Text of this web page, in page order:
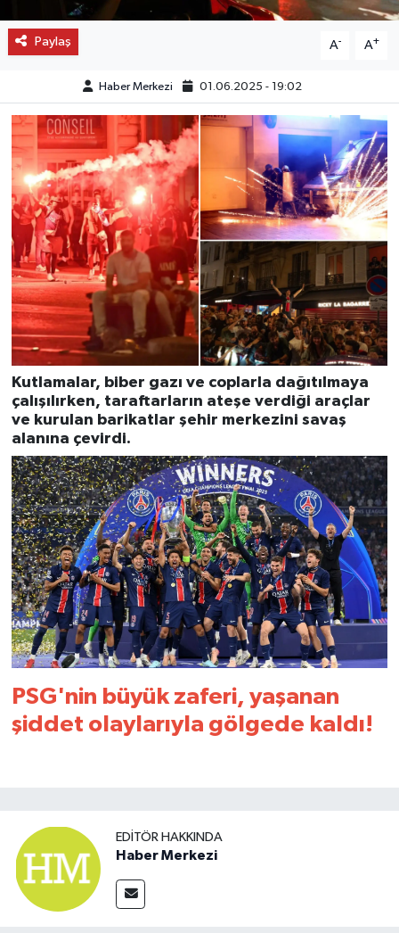
Paylaş A- A+
Haber Merkezi 01.06.2025 - 19:02
Kutlamalar, biber gazı ve coplarla dağıtılmaya
çalışılırken, taraftarların ateşe verdiği araçlar
ve kurulan barikatlar şehir merkezini savaş
alanına çevirdi.
PSG'nin büyük zaferi, yaşanan
şiddet olaylarıyla gölgede kaldı!
EDITÖR HAKKINDA
Haber Merkezi